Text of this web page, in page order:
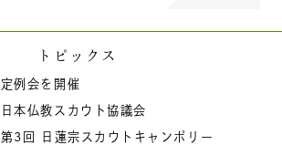
トピックス
定例会を開催
日本仏教スカウト協議会
第3回 日蓮宗スカウトキャンポリー